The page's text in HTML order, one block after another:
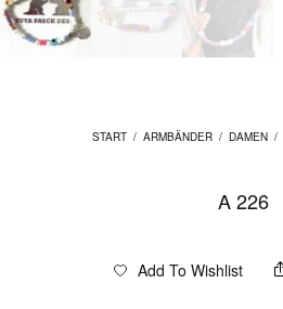
START / ARMBÄNDER / DAMEN /
A 226
Add To Wishlist